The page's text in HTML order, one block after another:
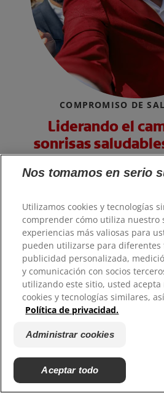
COMPROMISO DE
Liderando el
sonrisas
mundo
cuidar su sonrisa, sino que
productos y servicios para
Más
Nos tomamos en serio
Utilizamos cookies y tecnologías
comprender cómo utiliza nuestro
experiencias más valiosas para
pueden utilizarse para diferentes
publicidad personalizada,
y comunicación con socios
utilizando este sitio, usted acepta
cookies y tecnologías similares,
Política de privacidad.
Administrar cookies
Aceptar todo